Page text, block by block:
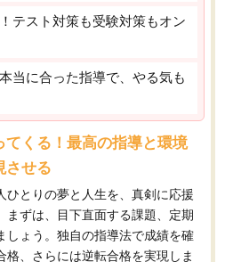
テスト対策も受験対策もオン
当に合った指導で、やる気も
てくる！最高の指導と環境
させる
ひとりの夢と人生を、真剣に応援
まずは、目下直面する課題、定期
しょう。独自の指導法で成績を確
格、さらには逆転合格を実現しま